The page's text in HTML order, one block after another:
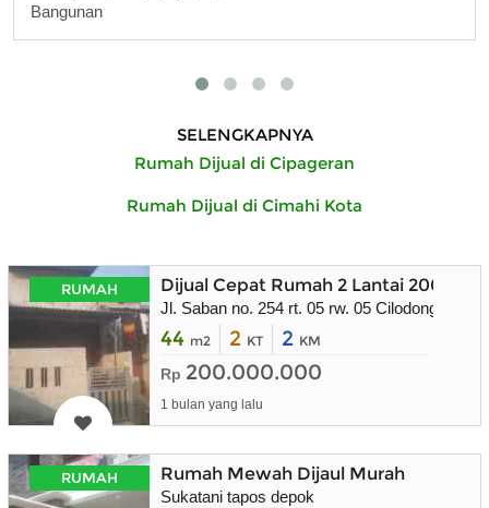
Bangunan
SELENGKAPNYA
Rumah Dijual di Cipageran
Rumah Dijual di Cimahi Kota
RUMAH Dijual Cepat Rumah 2 Lantai 200 juta
Jl. Saban no. 254 rt. 05 rw. 05 Cilodong Depok
44 m2 2 KT 2 KM
Rp 200.000.000
1 bulan yang lalu
RUMAH Rumah Mewah Dijaul Murah
Sukatani tapos depok